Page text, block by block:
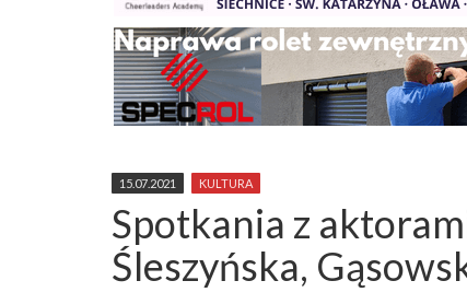
15.07.2021 KULTURA
Spotkania z
Śleszyńska,